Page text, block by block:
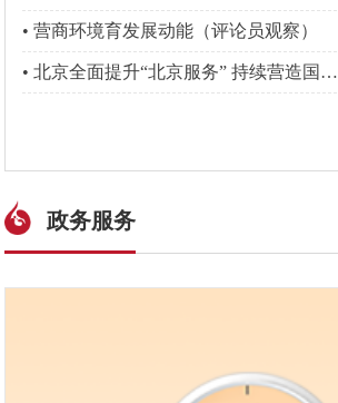
• 营商环境育发展动能（评论员观察）
• 北京全面提升“北京服务” 持续营造国际一流营商环境
政务服务